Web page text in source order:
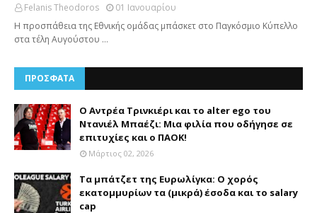
Felanis Theodoros
01 Ιανουαρίου
Η προσπάθεια της Εθνικής ομάδας μπάσκετ στο Παγκόσμιο Κύπελλο
στα τέλη Αυγούστου …
ΠΡΟΣΦΑΤΑ
Ο Αντρέα Τρινκιέρι και το alter ego του
Ντανιέλ Μπαέζι: Μια φιλία που οδήγησε σε
επιτυχίες και ο ΠΑΟΚ!
Μάρτιος 02, 2026
Τα μπάτζετ της Ευρωλίγκα: Ο χορός
εκατομμυρίων τα (μικρά) έσοδα και το salary
cap